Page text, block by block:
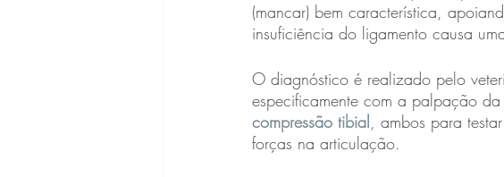
(mancar) bem característica,
insuficiência do ligamento causa
O diagnóstico é realizado pelo
especificamente com a palpação
compressão tibial, ambos para
forças na articulação.